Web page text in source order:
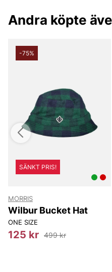
Andra köpte
-75%
SÄNKT PRIS!
MORRIS
Wilbur Bucket Hat
ONE SIZE
125 kr 499 kr